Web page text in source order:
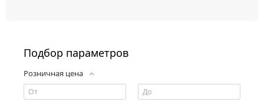
Подбор параметров
Розничная цена